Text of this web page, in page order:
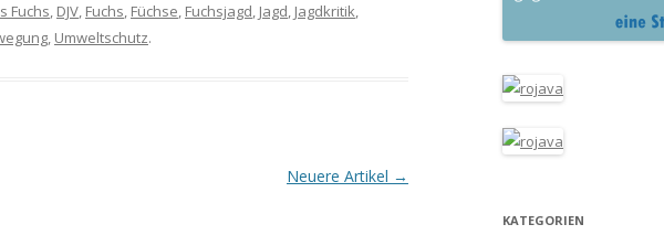
Fuchs, DJV, Fuchs, Füchse, Fuchsjagd, Jagd, Jagdkritik,
, Umweltschutz.
Neuere Artikel →
KATEGORIEN